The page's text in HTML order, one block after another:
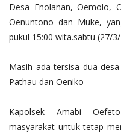
Desa Enolanan, Oemolo,
Oenuntono dan Muke,
pukul 15:00 wita.sabtu (27/
Masih ada tersisa dua
Pathau dan Oeniko
Kapolsek Amabi
masyarakat untuk tetap